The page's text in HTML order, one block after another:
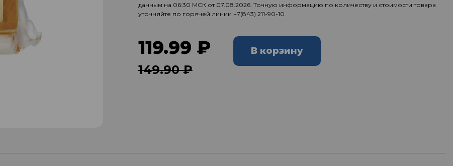
данным на 06:30 МСК от 07.08.2026. Точную информацию по количеству и стоимости товара
уточняйте по горячей линии +7(843) 211-90-10
119.99 ₽
149.90 ₽
В корзину